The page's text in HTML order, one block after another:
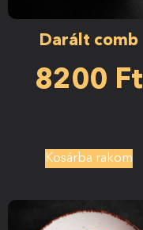
Darált comb
8200 Ft
Kosárba rakom